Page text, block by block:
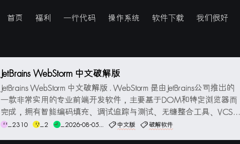
首页 福利 一行代码 操作系统 软件下载 我们很好
JetBrains WebStorm 中文破解版
JetBrains WebStorm 中文破解版 . WebStorm 是由JetBrains公司推出的
一款非常实用的专业前端开发软件，主要基于DOM和特定浏览器而
完成，拥有智能编码填充、调试追踪与测试、无缝整合工具、VCS和
实施等功能，为用户提供了所有JS常用的函数和代码，可以帮助用户
_2310 _2 _2026-08-05... 中文版 破解软件